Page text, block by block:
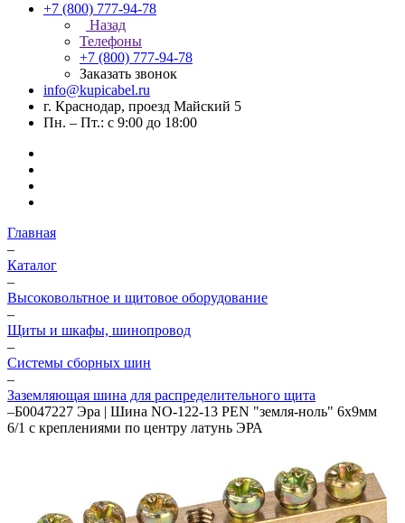
+7 (800) 777-94-78
Назад
Телефоны
+7 (800) 777-94-78
Заказать звонок
info@kupicabel.ru
г. Краснодар, проезд Майский 5
Пн. – Пт.: с 9:00 до 18:00
Главная
–
Каталог
–
Высоковольтное и щитовое оборудование
–
Щиты и шкафы, шинопровод
–
Системы сборных шин
–
Заземляющая шина для распределительного щита
–Б0047227 Эра | Шина NO-122-13 PEN "земля-ноль" 6х9мм
6/1 с креплениями по центру латунь ЭРА